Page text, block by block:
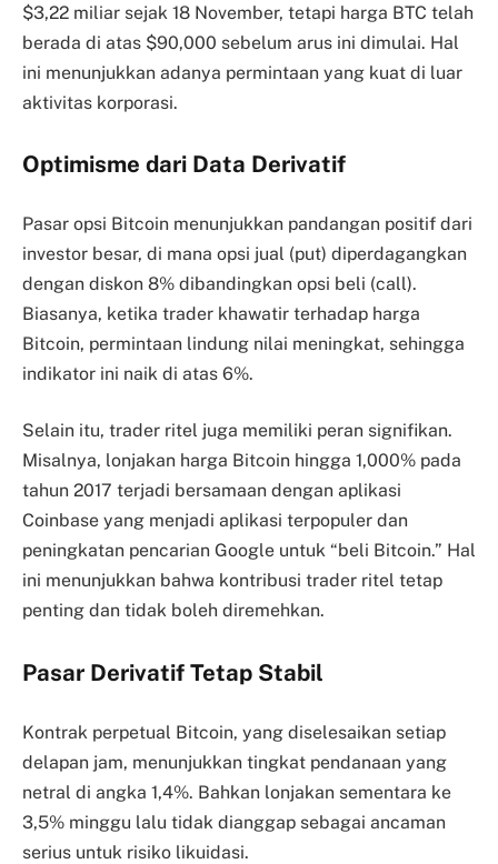
$3,22 miliar sejak 18 November, tetapi harga BTC telah
berada di atas $90,000 sebelum arus ini dimulai. Hal
ini menunjukkan adanya permintaan yang kuat di luar
aktivitas korporasi.
Optimisme dari Data Derivatif
Pasar opsi Bitcoin menunjukkan pandangan positif dari
investor besar, di mana opsi jual (put) diperdagangkan
dengan diskon 8% dibandingkan opsi beli (call).
Biasanya, ketika trader khawatir terhadap harga
Bitcoin, permintaan lindung nilai meningkat, sehingga
indikator ini naik di atas 6%.
Selain itu, trader ritel juga memiliki peran signifikan.
Misalnya, lonjakan harga Bitcoin hingga 1,000% pada
tahun 2017 terjadi bersamaan dengan aplikasi
Coinbase yang menjadi aplikasi terpopuler dan
peningkatan pencarian Google untuk “beli Bitcoin.” Hal
ini menunjukkan bahwa kontribusi trader ritel tetap
penting dan tidak boleh diremehkan.
Pasar Derivatif Tetap Stabil
Kontrak perpetual Bitcoin, yang diselesaikan setiap
delapan jam, menunjukkan tingkat pendanaan yang
netral di angka 1,4%. Bahkan lonjakan sementara ke
3,5% minggu lalu tidak dianggap sebagai ancaman
serius untuk risiko likuidasi.